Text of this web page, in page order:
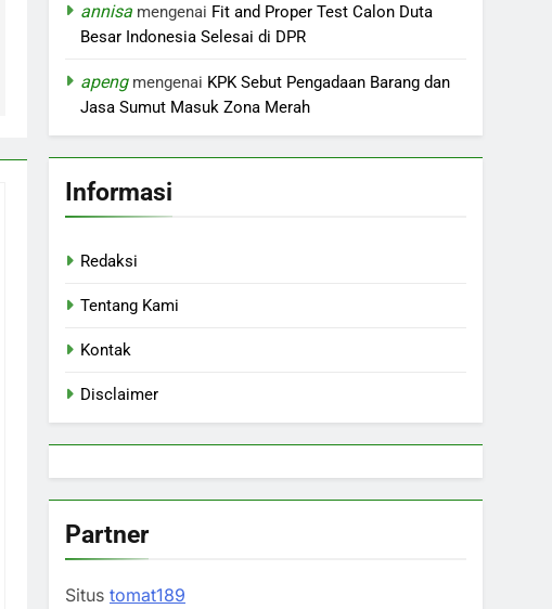
annisa mengenai Fit and Proper Test Calon Duta
Besar Indonesia Selesai di DPR
apengmengenai KPK Sebut Pengadaan Barang dan
Jasa Sumut Masuk Zona Merah
Informasi
Redaksi
Tentang Kami
Kontak
Disclaimer
Partner
Situs tomat189